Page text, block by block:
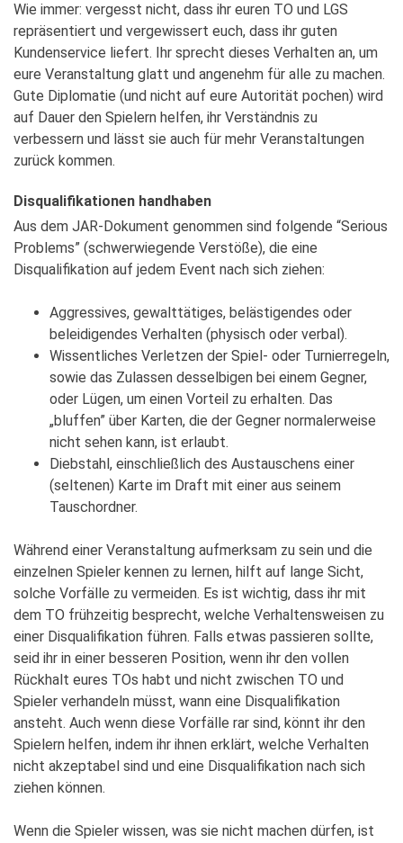
Wie immer: vergesst nicht, dass ihr euren TO und LGS
repräsentiert und vergewissert euch, dass ihr guten
Kundenservice liefert. Ihr sprecht dieses Verhalten an, um
eure Veranstaltung glatt und angenehm für alle zu machen.
Gute Diplomatie (und nicht auf eure Autorität pochen) wird
auf Dauer den Spielern helfen, ihr Verständnis zu
verbessern und lässt sie auch für mehr Veranstaltungen
zurück kommen.
Disqualifikationen handhaben
Aus dem JAR-Dokument genommen sind folgende “Serious
Problems” (schwerwiegende Verstöße), die eine
Disqualifikation auf jedem Event nach sich ziehen:
Aggressives, gewalttätiges, belästigendes oder
beleidigendes Verhalten (physisch oder verbal).
Wissentliches Verletzen der Spiel- oder Turnierregeln,
sowie das Zulassen desselbigen bei einem Gegner,
oder Lügen, um einen Vorteil zu erhalten. Das
„bluffen” über Karten, die der Gegner normalerweise
nicht sehen kann, ist erlaubt.
Diebstahl, einschließlich des Austauschens einer
(seltenen) Karte im Draft mit einer aus seinem
Tauschordner.
Während einer Veranstaltung aufmerksam zu sein und die
einzelnen Spieler kennen zu lernen, hilft auf lange Sicht,
solche Vorfälle zu vermeiden. Es ist wichtig, dass ihr mit
dem TO frühzeitig besprecht, welche Verhaltensweisen zu
einer Disqualifikation führen. Falls etwas passieren sollte,
seid ihr in einer besseren Position, wenn ihr den vollen
Rückhalt eures TOs habt und nicht zwischen TO und
Spieler verhandeln müsst, wann eine Disqualifikation
ansteht. Auch wenn diese Vorfälle rar sind, könnt ihr den
Spielern helfen, indem ihr ihnen erklärt, welche Verhalten
nicht akzeptabel sind und eine Disqualifikation nach sich
ziehen können.
Wenn die Spieler wissen, was sie nicht machen dürfen, ist